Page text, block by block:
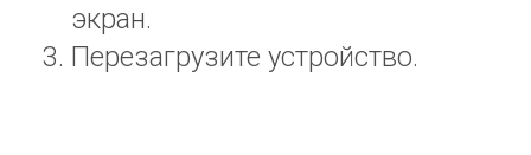
экран.
Перезагрузите устройство.